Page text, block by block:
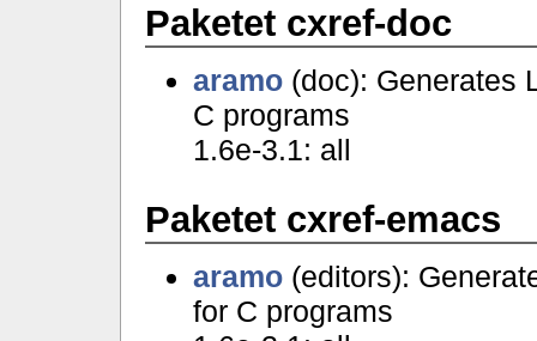
Paketet cxref-doc
aramo(doc): Generates
C programs
1.6e-3.1: all
Paketet cxref-emacs
aramo(editors):
for C programs